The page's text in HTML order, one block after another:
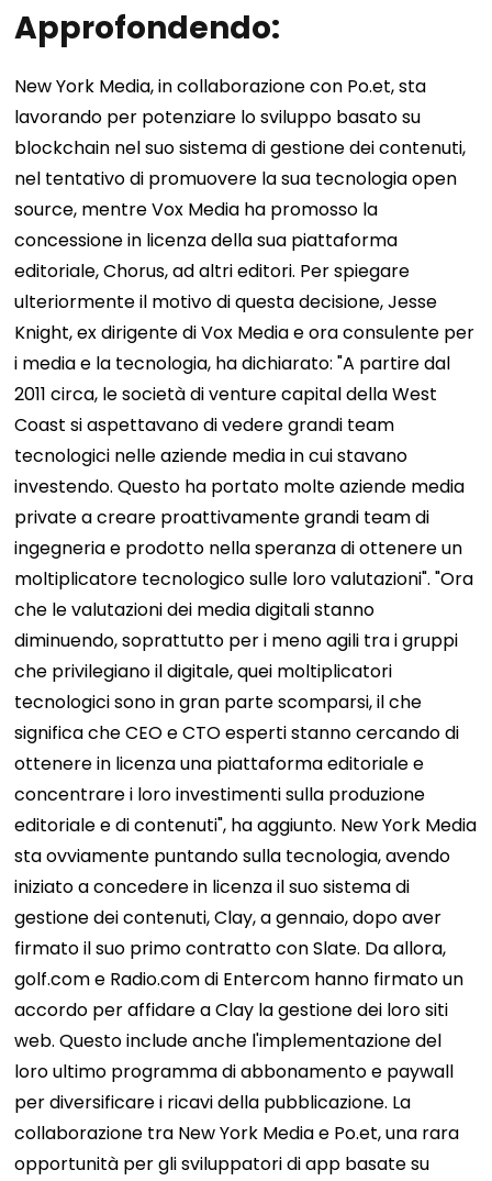
Approfondendo:
New York Media, in collaborazione con Po.et, sta
lavorando per potenziare lo sviluppo basato su
blockchain nel suo sistema di gestione dei contenuti,
nel tentativo di promuovere la sua tecnologia open
source, mentre Vox Media ha promosso la
concessione in licenza della sua piattaforma
editoriale, Chorus, ad altri editori. Per spiegare
ulteriormente il motivo di questa decisione, Jesse
Knight, ex dirigente di Vox Media e ora consulente per
i media e la tecnologia, ha dichiarato: "A partire dal
2011 circa, le società di venture capital della West
Coast si aspettavano di vedere grandi team
tecnologici nelle aziende media in cui stavano
investendo. Questo ha portato molte aziende media
private a creare proattivamente grandi team di
ingegneria e prodotto nella speranza di ottenere un
moltiplicatore tecnologico sulle loro valutazioni". "Ora
che le valutazioni dei media digitali stanno
diminuendo, soprattutto per i meno agili tra i gruppi
che privilegiano il digitale, quei moltiplicatori
tecnologici sono in gran parte scomparsi, il che
significa che CEO e CTO esperti stanno cercando di
ottenere in licenza una piattaforma editoriale e
concentrare i loro investimenti sulla produzione
editoriale e di contenuti", ha aggiunto. New York Media
sta ovviamente puntando sulla tecnologia, avendo
iniziato a concedere in licenza il suo sistema di
gestione dei contenuti, Clay, a gennaio, dopo aver
firmato il suo primo contratto con Slate. Da allora,
golf.com e Radio.com di Entercom hanno firmato un
accordo per affidare a Clay la gestione dei loro siti
web. Questo include anche l'implementazione del
loro ultimo programma di abbonamento e paywall
per diversificare i ricavi della pubblicazione. La
collaborazione tra New York Media e Po.et, una rara
opportunità per gli sviluppatori di app basate su